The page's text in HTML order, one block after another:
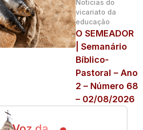
Noticias do
vicariato da
educação
O SEMEADOR
| Semanário
Bíblico-
Pastoral – Ano
2 – Número 68
– 02/08/2026